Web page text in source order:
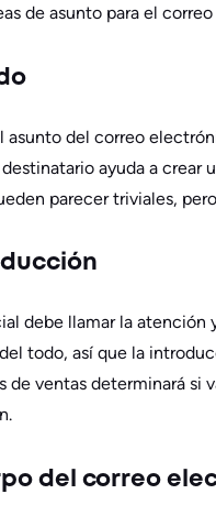
de asunto para el
asunto del correo
ayuda a crear
parecer triviales,
debe llamar la atención
todo, así que la
de ventas determinará si
del correo